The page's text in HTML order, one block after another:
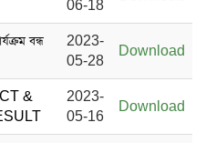
06-18
বন্ধ
2023-
05-28
Download
&
2023-
05-16
Download